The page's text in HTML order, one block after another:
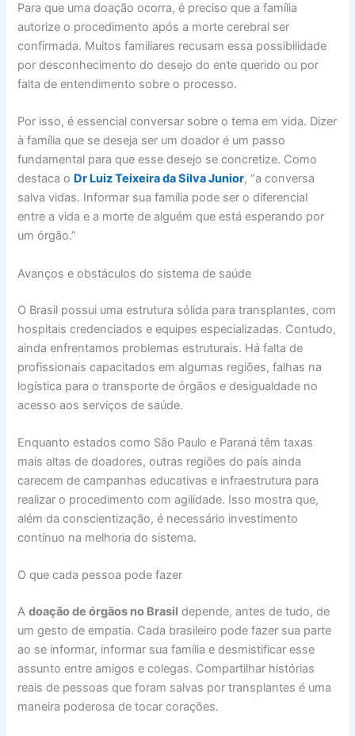
Para que uma doação ocorra, é preciso que a família
autorize o procedimento após a morte cerebral ser
confirmada. Muitos familiares recusam essa possibilidade
por desconhecimento do desejo do ente querido ou por
falta de entendimento sobre o processo.
Por isso, é essencial conversar sobre o tema em vida. Dizer
à família que se deseja ser um doador é um passo
fundamental para que esse desejo se concretize. Como
destaca o Dr Luiz Teixeira da Silva Junior, “a conversa
salva vidas. Informar sua família pode ser o diferencial
entre a vida e a morte de alguém que está esperando por
um órgão.”
Avanços e obstáculos do sistema de saúde
O Brasil possui uma estrutura sólida para transplantes, com
hospitais credenciados e equipes especializadas. Contudo,
ainda enfrentamos problemas estruturais. Há falta de
profissionais capacitados em algumas regiões, falhas na
logística para o transporte de órgãos e desigualdade no
acesso aos serviços de saúde.
Enquanto estados como São Paulo e Paraná têm taxas
mais altas de doadores, outras regiões do país ainda
carecem de campanhas educativas e infraestrutura para
realizar o procedimento com agilidade. Isso mostra que,
além da conscientização, é necessário investimento
contínuo na melhoria do sistema.
O que cada pessoa pode fazer
Adoação de órgãos no Brasil depende, antes de tudo, de
um gesto de empatia. Cada brasileiro pode fazer sua parte
ao se informar, informar sua família e desmistificar esse
assunto entre amigos e colegas. Compartilhar histórias
reais de pessoas que foram salvas por transplantes é uma
maneira poderosa de tocar corações.